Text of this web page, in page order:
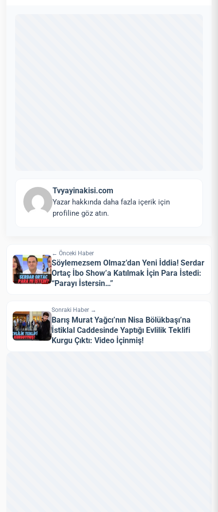
Tvyayinakisi.com
Yazar hakkında daha fazla içerik için
profiline göz atın.
← Önceki Haber
Söylemezsem Olmaz’dan Yeni İddia! Serdar
Ortaç İbo Show’a Katılmak İçin Para İstedi:
“Parayı İstersin…”
Sonraki Haber →
Barış Murat Yağcı’nın Nisa Bölükbaşı’na
İstiklal Caddesinde Yaptığı Evlilik Teklifi
Kurgu Çıktı: Video İçinmiş!